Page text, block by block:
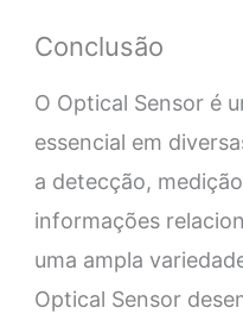
Conclusão
O Optical Sensor é
essencial em
a detecção,
informações
uma ampla
Optical Sensor